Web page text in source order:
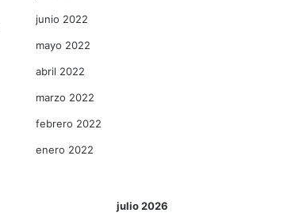
junio 2022
mayo 2022
abril 2022
marzo 2022
febrero 2022
enero 2022
julio 2026